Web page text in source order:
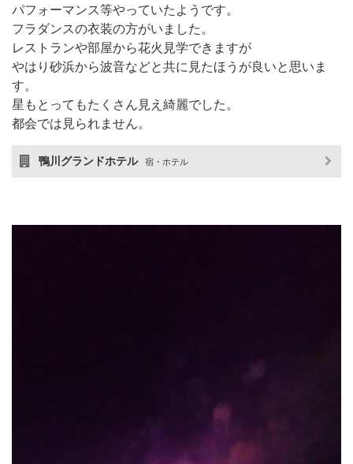
パフォーマンス等やっていたようです。
フラダンスの衣装の方がいました。
レストランや部屋から花火見学できますが
やはり砂浜から波音などと共に見たほうが良いと思いま
す。
星もとってもたくさん見え綺麗でした。
都会では見られません。
鴨川グランドホテル 宿・ホテル